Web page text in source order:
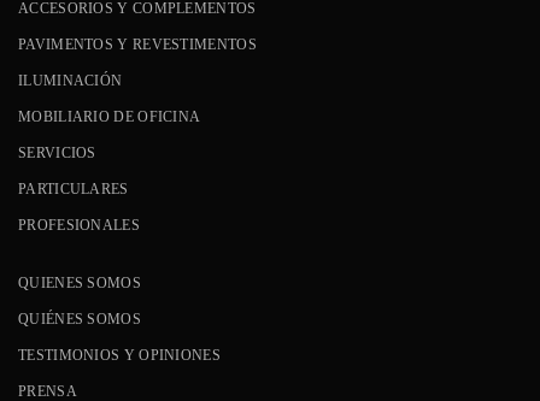
ACCESORIOS Y COMPLEMENTOS
PAVIMENTOS Y REVESTIMENTOS
ILUMINACIÓN
MOBILIARIO DE OFICINA
SERVICIOS
PARTICULARES
PROFESIONALES
QUIENES SOMOS
QUIÉNES SOMOS
TESTIMONIOS Y OPINIONES
PRENSA